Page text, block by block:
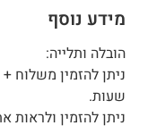
מידע נוסף
הובלה ותלייה:
שעות.
ניתן להזמין ולראות